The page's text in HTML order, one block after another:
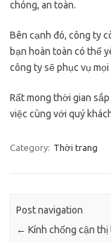
chóng, an toàn.
Bên cạnh đó, công ty
bạn hoàn toàn có thể
công ty sẽ phục vụ mọi
Rất mong thời gian
việc cùng với quý
Category: Thời trang
Post navigation
← Kính chống cận thị